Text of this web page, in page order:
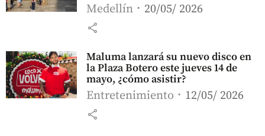
Medellín 20/05/ 2026
share
Maluma lanzará su nuevo disco en
la Plaza Botero este jueves 14 de
mayo, ¿cómo asistir?
Entretenimiento 12/05/ 2026
share